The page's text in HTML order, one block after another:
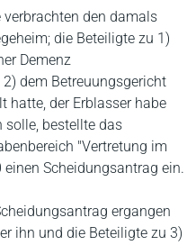
verbrachten den damals
die Beteiligte zu 1)
Demenz
dem Betreuungsgericht
hatte, der Erblasser habe
solle, bestellte das
"Vertretung im
einen Scheidungsantrag ein.
ergangen
ihn und die Beteiligte zu 3)